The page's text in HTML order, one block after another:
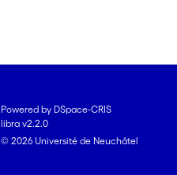
Powered by DSpace-CRIS
libra v2.2.0
© 2026 Université de Neuchâtel